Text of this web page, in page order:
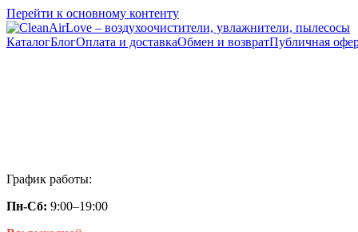
Перейти к основному контенту
КаталогБлогОплата и доставкаОбмен и возвратПубличная
График работы:
Пн-Сб: 9:00–19:00